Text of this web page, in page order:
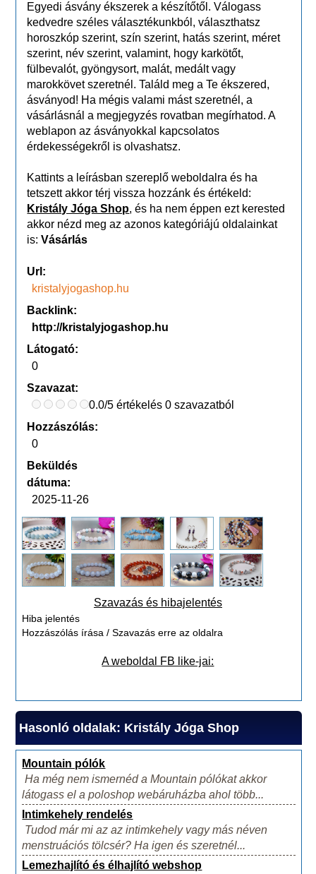
Egyedi ásvány ékszerek a készítőtől. Válogass
kedvedre széles választékunkból, választhatsz
horoszkóp szerint, szín szerint, hatás szerint, méret
szerint, név szerint, valamint, hogy karkötőt,
fülbevalót, gyöngysort, malát, medált vagy
marokkövet szeretnél. Találd meg a Te ékszered,
ásványod! Ha mégis valami mást szeretnél, a
vásárlásnál a megjegyzés rovatban megírhatod. A
weblapon az ásványokkal kapcsolatos
érdekességekről is olvashatsz.
Kattints a leírásban szereplő weboldalra és ha
tetszett akkor térj vissza hozzánk és értékeld:
Kristály Jóga Shop, és ha nem éppen ezt kerested
akkor nézd meg az azonos kategóriájú oldalainkat
is:Vásárlás
Url:
kristalyjogashop.hu
Backlink:
http://kristalyjogashop.hu
Látogató:
0
Szavazat:
0.0/5 értékelés 0 szavazatból
Hozzászólás:
0
Beküldés
dátuma:
2025-11-26
Szavazás és hibajelentés
Hiba jelentés
Hozzászólás írása / Szavazás erre az oldalra
A weboldal FB like-jai:
Hasonló oldalak: Kristály Jóga Shop
Mountain pólók
Ha még nem ismernéd a Mountain pólókat akkor
látogass el a poloshop webáruházba ahol több...
Intimkehely rendelés
Tudod már mi az az intimkehely vagy más néven
menstruációs tölcsér? Ha igen és szeretnél...
Lemezhajlító és élhajlító webshop